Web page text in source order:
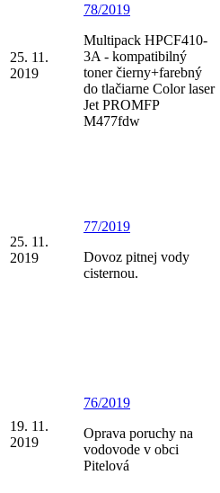
25. 11.
2019
78/2019
Multipack HPCF410-
3A - kompatibilný
toner čierny+farebný
do tlačiarne Color laser
Jet PROMFP
M477fdw
25. 11.
2019
77/2019
Dovoz pitnej vody
cisternou.
19. 11.
2019
76/2019
Oprava poruchy na
vodovode v obci
Pitelová